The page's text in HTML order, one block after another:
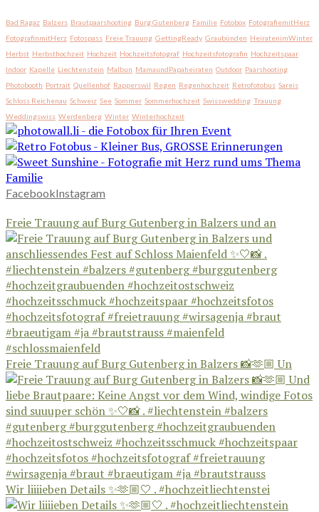
Bad Ragaz Balzers Brautpaarshooting Burg Gutenberg Familie Fotobox FotografiemitHerz
FotografinmitHerz Fotospass Freie Trauung GettingReady Graubünden HeiratenimWinter
Herbst Herbsthochzeit Hochzeit Hochzeitsfotograf Hochzeitsfotografin Hochzeitspaar
Indoor Kapelle Liechtenstein Malbun MamaundPapaheiraten Outdoor Paarshooting
Photobooth Portrait Quellenhof Rapperswil Regen Regenhochzeit Retrofotobus Sareis
Schloss Reichenau Schweiz See Sommer Sommerhochzeit Swisswedding Trauung
Weddingswiss Werdenberg Winter Winterhochzeit
FacebookInstagram
Freie Trauung auf Burg Gutenberg in Balzers und an
Freie Trauung auf Burg Gutenberg in Balzers 📸🫶🏼 Un
Wir liiiieben Details ✨🫶🏼🤍 . #hochzeitliechtenstei